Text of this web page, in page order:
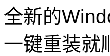
全新的
一键重装就